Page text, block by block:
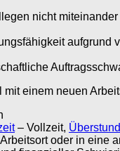
nicht
aufgrund
einem neuen
– Vollzeit,
oder in eine